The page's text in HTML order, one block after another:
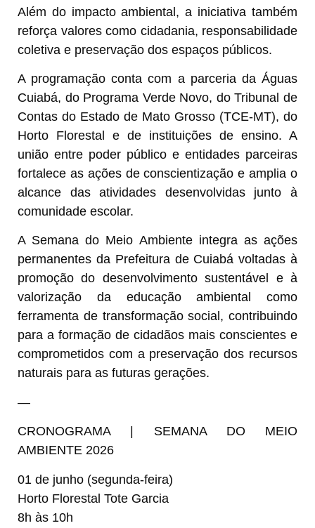
Além do impacto ambiental, a iniciativa também
reforça valores como cidadania, responsabilidade
coletiva e preservação dos espaços públicos.
A programação conta com a parceria da Águas
Cuiabá, do Programa Verde Novo, do Tribunal de
Contas do Estado de Mato Grosso (TCE-MT), do
Horto Florestal e de instituições de ensino. A
união entre poder público e entidades parceiras
fortalece as ações de conscientização e amplia o
alcance das atividades desenvolvidas junto à
comunidade escolar.
A Semana do Meio Ambiente integra as ações
permanentes da Prefeitura de Cuiabá voltadas à
promoção do desenvolvimento sustentável e à
valorização da educação ambiental como
ferramenta de transformação social, contribuindo
para a formação de cidadãos mais conscientes e
comprometidos com a preservação dos recursos
naturais para as futuras gerações.
—
CRONOGRAMA | SEMANA DO MEIO
AMBIENTE 2026
01 de junho (segunda-feira)
Horto Florestal Tote Garcia
8h às 10h